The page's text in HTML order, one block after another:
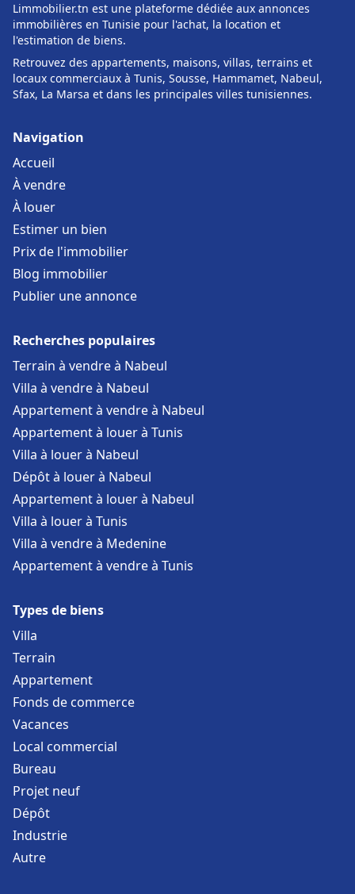
Limmobilier.tn est une plateforme dédiée aux annonces
immobilières en Tunisie pour l'achat, la location et
l'estimation de biens.
Retrouvez des appartements, maisons, villas, terrains et
locaux commerciaux à Tunis, Sousse, Hammamet, Nabeul,
Sfax, La Marsa et dans les principales villes tunisiennes.
Navigation
Accueil
À vendre
À louer
Estimer un bien
Prix de l'immobilier
Blog immobilier
Publier une annonce
Recherches populaires
Terrain à vendre à Nabeul
Villa à vendre à Nabeul
Appartement à vendre à Nabeul
Appartement à louer à Tunis
Villa à louer à Nabeul
Dépôt à louer à Nabeul
Appartement à louer à Nabeul
Villa à louer à Tunis
Villa à vendre à Medenine
Appartement à vendre à Tunis
Types de biens
Villa
Terrain
Appartement
Fonds de commerce
Vacances
Local commercial
Bureau
Projet neuf
Dépôt
Industrie
Autre